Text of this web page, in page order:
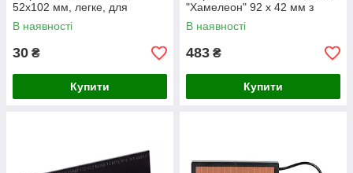
52x102 мм, легке, для
захисту від механічних
пошкоджень
В наявності
30 ₴
Купити
"Хамелеон" 92 x 42 мм з
плавним регулюванням
затемнення та затримки
В наявності
483 ₴
Купити